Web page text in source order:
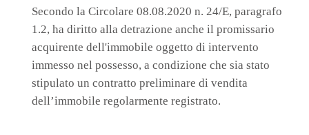
Secondo la Circolare 08.08.2020 n. 24/E, paragrafo
1.2, ha diritto alla detrazione anche il promissario
acquirente dell'immobile oggetto di intervento
immesso nel possesso, a condizione che sia stato
stipulato un contratto preliminare di vendita
dell’immobile regolarmente registrato.